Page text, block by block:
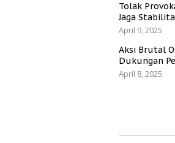
Tolak
Jaga
April 9, 2025
Aksi Brutal
Dukungan
April 8, 2025